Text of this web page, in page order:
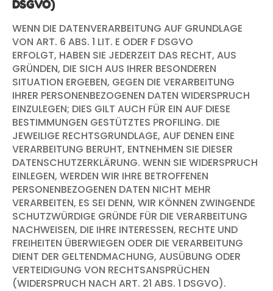
DSGVO)
WENN DIE DATENVERARBEITUNG AUF GRUNDLAGE
VON ART. 6 ABS. 1 LIT. E ODER F DSGVO
ERFOLGT, HABEN SIE JEDERZEIT DAS RECHT, AUS
GRÜNDEN, DIE SICH AUS IHRER BESONDEREN
SITUATION ERGEBEN, GEGEN DIE VERARBEITUNG
IHRER PERSONENBEZOGENEN DATEN WIDERSPRUCH
EINZULEGEN; DIES GILT AUCH FÜR EIN AUF DIESE
BESTIMMUNGEN GESTÜTZTES PROFILING. DIE
JEWEILIGE RECHTSGRUNDLAGE, AUF DENEN EINE
VERARBEITUNG BERUHT, ENTNEHMEN SIE DIESER
DATENSCHUTZERKLÄRUNG. WENN SIE WIDERSPRUCH
EINLEGEN, WERDEN WIR IHRE BETROFFENEN
PERSONENBEZOGENEN DATEN NICHT MEHR
VERARBEITEN, ES SEI DENN, WIR KÖNNEN ZWINGENDE
SCHUTZWÜRDIGE GRÜNDE FÜR DIE VERARBEITUNG
NACHWEISEN, DIE IHRE INTERESSEN, RECHTE UND
FREIHEITEN ÜBERWIEGEN ODER DIE VERARBEITUNG
DIENT DER GELTENDMACHUNG, AUSÜBUNG ODER
VERTEIDIGUNG VON RECHTSANSPRÜCHEN
(WIDERSPRUCH NACH ART. 21 ABS. 1 DSGVO).